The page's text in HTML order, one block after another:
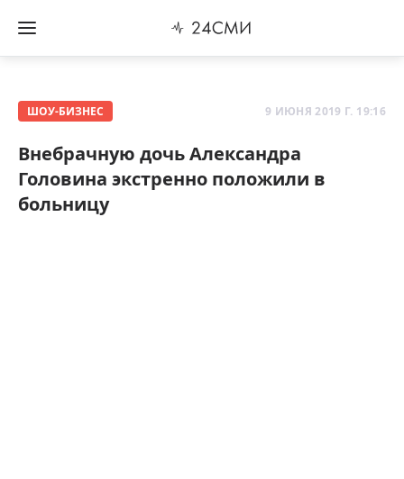
ШОУ-БИЗНЕС 9 ИЮНЯ 2019 Г. 19:16
Внебрачную дочь Александра
Головина экстренно положили в
больницу